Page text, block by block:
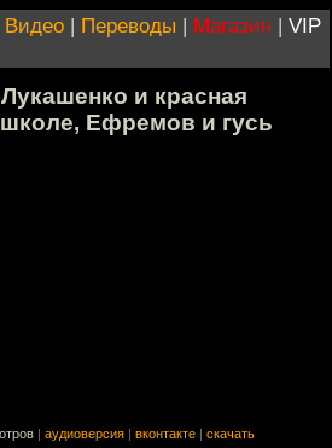
Видео | Переводы | Магазин | VIP
и красная
Ефремов и гусь
аудиоверсия вконтакте скачать